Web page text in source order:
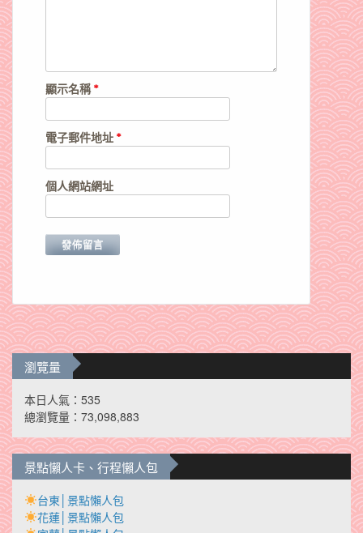
顯示名稱*
電子郵件地址 *
個人網站網址
瀏覽量
本日人氣：535
總瀏覽量：73,098,883
景點懶人卡、行程懶人包
台東│景點懶人包
花蓮│景點懶人包